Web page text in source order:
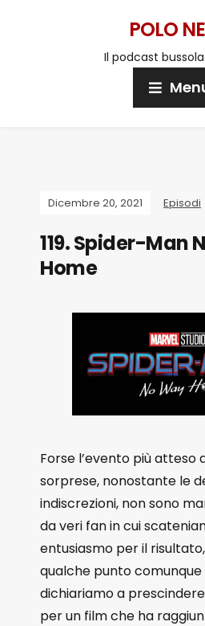
POLO
Il podcast
Dicembre 20, 2021 Episodi
119. Spider-Man
Home
Forse l’evento più atteso
sorprese, nonostante le
indiscrezioni, non sono
da veri fan in cui
entusiasmo per il
qualche punto
dichiariamo a
per un film che ha